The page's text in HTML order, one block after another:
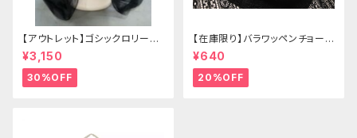
【アウトレット】ゴシックロリータ
ゴールドクラウン＆ホーン(ヴェ
ール付き)
¥3,150
30%OFF
【在庫限り】バラワッペンチョーカ
ー
¥640
20%OFF